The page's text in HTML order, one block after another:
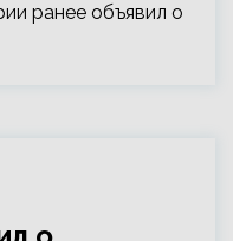
ранее объявил о